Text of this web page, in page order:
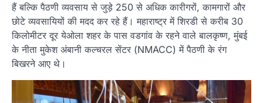
हैं बल्कि पैठणी व्यवसाय से जुड़े 250 से अधिक कारीगरों, कामगारों और
छोटे व्यवसायियों की मदद कर रहे हैं। महाराष्ट्र में शिरडी से करीब 30
किलोमीटर दूर येओला शहर के पास वडगांव के रहने वाले बालकृष्ण, मुंबई
के नीता मुकेश अंबानी कल्चरल सेंटर (NMACC) में पैठणी के रंग
बिखरने आए थे।